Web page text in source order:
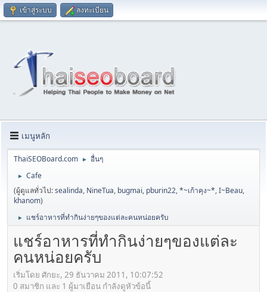
เข้าสู่ระบบ ลงทะเบียน
เมนูหลัก
ThaiSEOBoard.com ► อื่นๆ
►
Cafe
(ผู้ดูแลทั่วไป:sealinda, NineTua, bugmai, pburin22,*~เก้าคุง~*,I~Beau,
khanom)
► แชร์อาหารที่ทำกินง่ายๆของแต่ละคนหน่อยครับ
แชร์อาหารที่ทำกินง่ายๆของแต่ละ
คนหน่อยครับ
เริ่มโดย ศักยะ, 29 ธันวาคม 2011, 10:07:52
0 สมาชิก และ 1 ผู้มาเยือน กำลังดูหัวข้อนี้